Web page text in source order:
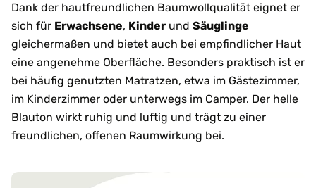
Dank der hautfreundlichen Baumwollqualität eignet er
sich für Erwachsene, Kinder und Säuglinge
gleichermaßen und bietet auch bei empfindlicher Haut
eine angenehme Oberfläche. Besonders praktisch ist er
bei häufig genutzten Matratzen, etwa im Gästezimmer,
im Kinderzimmer oder unterwegs im Camper. Der helle
Blauton wirkt ruhig und luftig und trägt zu einer
freundlichen, offenen Raumwirkung bei.